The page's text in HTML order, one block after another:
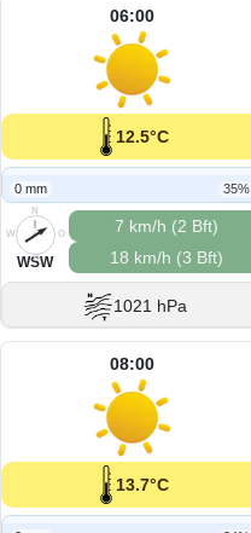
06:00
12.5°C
0 mm 35%
N
O
S
W
WSW
7 km/h (2 Bft)
18 km/h (3 Bft)
1021 hPa
08:00
13.7°C